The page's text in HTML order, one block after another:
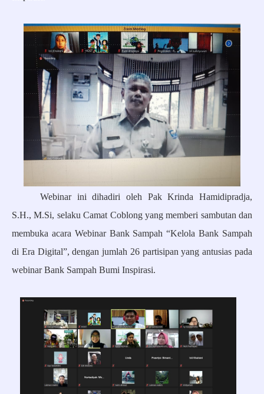
Webinar ini dihadiri oleh Pak Krinda Hamidipradja,
S.H., M.Si, selaku Camat Coblong yang memberi sambutan dan
membuka acara Webinar Bank Sampah “Kelola Bank Sampah
di Era Digital”, dengan jumlah 26 partisipan yang antusias pada
webinar Bank Sampah Bumi Inspirasi.